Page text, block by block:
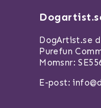
DogArtist.se
Purefun
Momsnr:
E-post: